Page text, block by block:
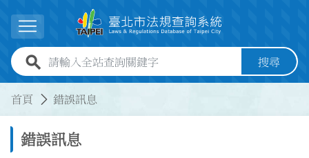
展開選單
全站查詢關鍵字欄位 搜尋
首頁 錯誤訊息
錯誤訊息